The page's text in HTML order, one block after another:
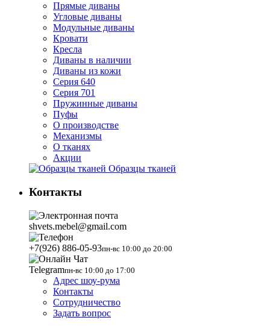
Прямые диваны
Угловые диваны
Модульные диваны
Кровати
Кресла
Диваны в наличии
Диваны из кожи
Серия 640
Серия 701
Пружинные диваны
Пуфы
О производстве
Механизмы
О тканях
Акции
Образцы тканей
Контакты
shvets.mebel@gmail.com
+7(926) 886-05-93пн-вс 10:00 до 20:00
Telegramпн-вс 10:00 до 17:00
Адрес шоу-рума
Контакты
Сотрудничество
Задать вопрос